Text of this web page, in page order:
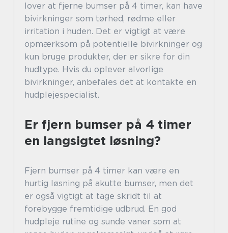
lover at fjerne bumser på 4 timer, kan have
bivirkninger som tørhed, rødme eller
irritation i huden. Det er vigtigt at være
opmærksom på potentielle bivirkninger og
kun bruge produkter, der er sikre for din
hudtype. Hvis du oplever alvorlige
bivirkninger, anbefales det at kontakte en
hudplejespecialist.
Er fjern bumser på 4 timer
en langsigtet løsning?
Fjern bumser på 4 timer kan være en
hurtig løsning på akutte bumser, men det
er også vigtigt at tage skridt til at
forebygge fremtidige udbrud. En god
hudpleje rutine og sunde vaner som at